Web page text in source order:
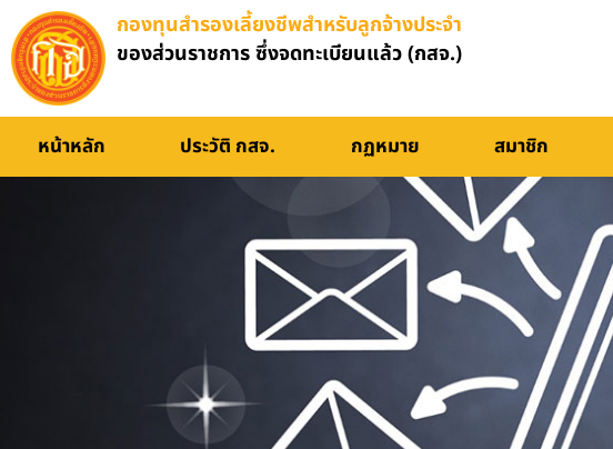
กองทุนสำรองเลี้ยงชีพสำหรับลูกจ้างประจำ
ของส่วนราชการ ซึ่งจดทะเบียนแล้ว (กสจ.)
หน้าหลัก ประวัติ กสจ. กฏหมาย สมาชิก